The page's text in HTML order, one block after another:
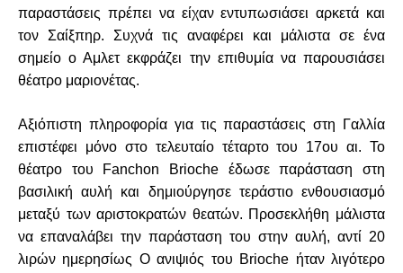
παραστάσεις πρέπει να είχαν εντυπωσιάσει αρκετά και
τον Σαίξπηρ. Συχνά τις αναφέρει και μάλιστα σε ένα
σημείο ο Αμλετ εκφράζει την επιθυμία να παρουσιάσει
θέατρο μαριονέτας.
Αξιόπιστη πληροφορία για τις παραστάσεις στη Γαλλία
επιστέφει μόνο στο τελευταίο τέταρτο του 17ου αι. Το
θέατρο του Fanchon Brioche έδωσε παράσταση στη
βασιλική αυλή και δημιούργησε τεράστιο ενθουσιασμό
μεταξύ των αριστοκρατών θεατών. Προσεκλήθη μάλιστα
να επαναλάβει την παράσταση του στην αυλή, αντί 20
λιρών ημερησίως Ο ανιψιός του Brioche ήταν λιγότερο